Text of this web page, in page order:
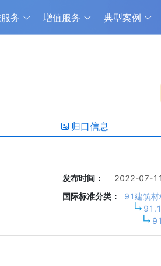
务 增值服务 典型案例
归口信息
发布时间：
2022-07-11
国际标准分类：
91建筑材